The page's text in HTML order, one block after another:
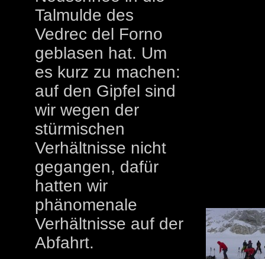
Talmulde des
Vedrec del Forno
geblasen hat. Um
es kurz zu machen:
auf den Gipfel sind
wir wegen der
stürmischen
Verhältnisse nicht
gegangen, dafür
hatten wir
phänomenale
Verhältnisse auf der
Abfahrt.